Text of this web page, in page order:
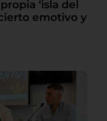
‘isla del
emotivo y